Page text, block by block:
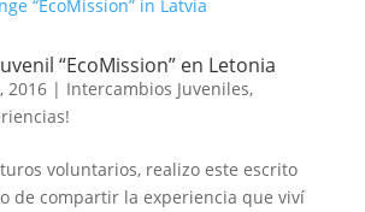
“EcoMission” en Letonia
2016| Intercambios Juveniles,
voluntarios, realizo este escrito
de compartir la experiencia que viví